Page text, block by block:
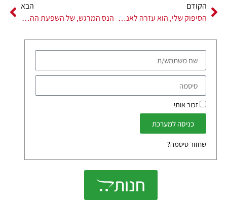
הקודם
הסיפוק שלי, הוא עזרה לאנשים !
הבא
הנס המרגש, של השפעת ההליכה עם מקלות הליכה על, כאבי הספינאל – ספינוזיס – עדותה האישית של פרנסיס סילבר מארה"ב
זכור אותי
כניסה למערכת
שחזור סיסמה?
חנות